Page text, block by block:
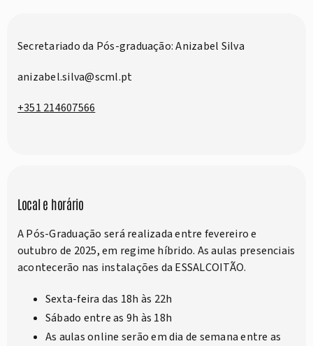
Secretariado da Pós-graduação: Anizabel Silva
anizabel.silva@scml.pt
+351 214607566
Local e horário
A Pós-Graduação será realizada entre fevereiro e
outubro de 2025, em regime híbrido. As aulas presenciais
acontecerão nas instalações da ESSALCOITÃO.
Sexta-feira das 18h às 22h
Sábado entre as 9h às 18h
As aulas online serão em dia de semana entre as